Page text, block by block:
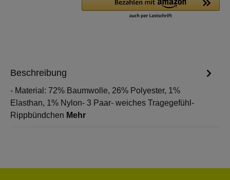
Beschreibung
- Material: 72% Baumwolle, 26% Polyester, 1%
Elasthan, 1% Nylon- 3 Paar- weiches Tragegefühl-
Rippbündchen Mehr